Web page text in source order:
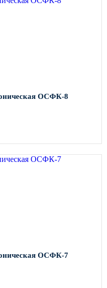
ФОРМЫ)
ОСФК-8
ОСФК-7